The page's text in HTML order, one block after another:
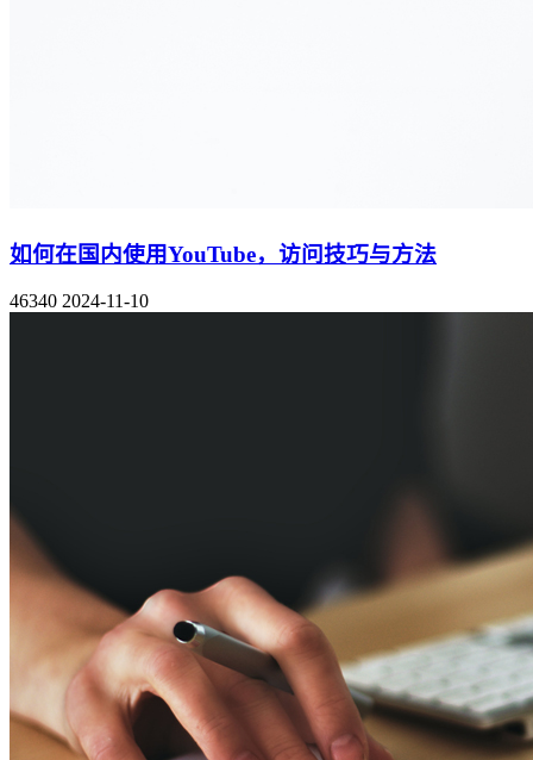
如何在国内使用YouTube，访问技巧与方法
46340 2024-11-10